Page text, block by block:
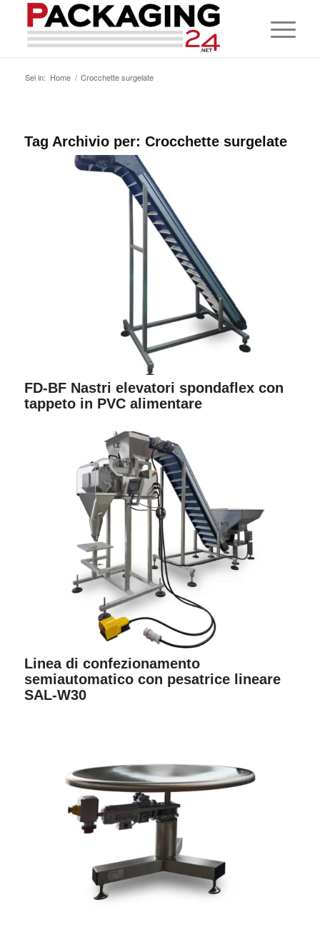
Sei in: Home / Crocchette surgelate
Tag Archivio per: Crocchette surgelate
FD-BF Nastri elevatori spondaflex con
tappeto in PVC alimentare
Linea di confezionamento
semiautomatico con pesatrice lineare
SAL-W30